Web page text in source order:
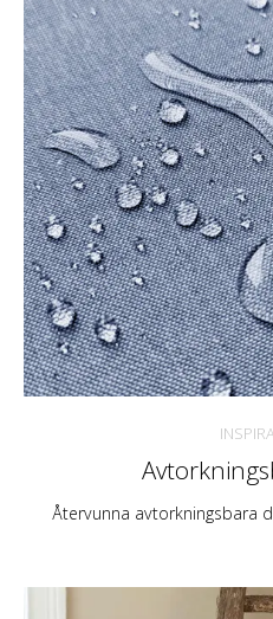
Återvunna avtorkningsbara